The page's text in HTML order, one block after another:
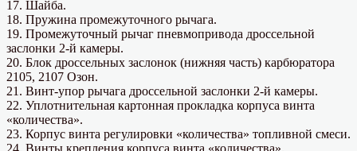
17. Шайба.
18. Пружина промежуточного рычага.
19. Промежуточный рычаг пневмопривода дроссельной
заслонки 2-й камеры.
20. Блок дроссельных заслонок (нижняя часть) карбюратора
2105, 2107 Озон.
21. Винт-упор рычага дроссельной заслонки 2-й камеры.
22. Уплотнительная картонная прокладка корпуса винта
«количества».
23. Корпус винта регулировки «количества» топливной смеси.
24. Винты крепления корпуса винта «количества».